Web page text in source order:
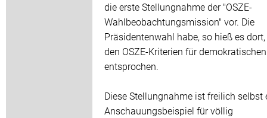
die erste Stellungnahme der "OSZE-
Wahlbeobachtungsmission" vor. Die
Präsidentenwahl habe, so hieß es
den OSZE-Kriterien für
entsprochen.
Diese Stellungnahme ist freilich selbst
Anschauungsbeispiel für völlig